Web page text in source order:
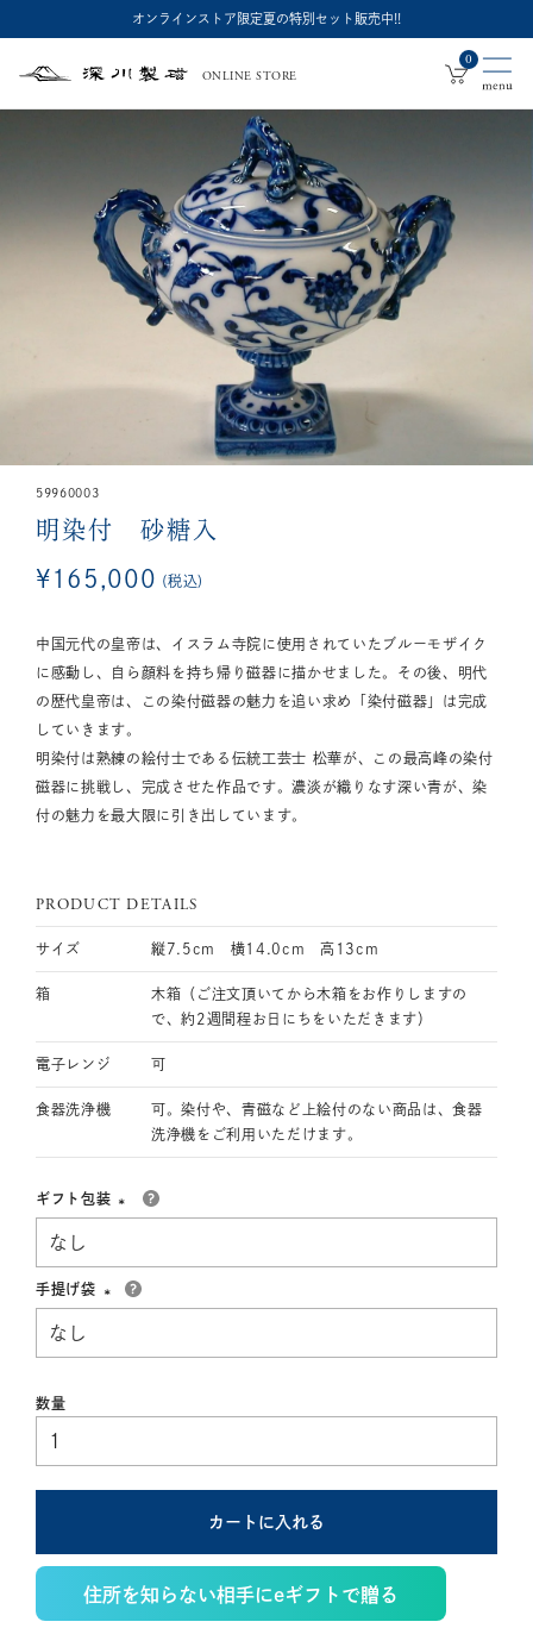
オンラインストア限定夏の特別セット販売中!!
深
製
ONLINE STORE
0
59960003
明染付 砂糖入
¥ 165,000 税込
中国元代の皇帝は、イスラム寺院に使用されていたブルーモザイク
に感動し、自ら顔料を持ち帰り磁器に描かせました。その後、明代
の歴代皇帝は、この染付磁器の魅力を追い求め「染付磁器」は完成
していきます。
明染付は熟練の絵付士である伝統工芸士 松華が、この最高峰の染付
磁器に挑戦し、完成させた作品です。濃淡が織りなす深い青が、染
付の魅力を最大限に引き出しています。
PRODUCT DETAILS
サイズ 縦7.5cm 横14.0cm 高13cm
箱
木箱（ご注文頂いてから木箱をお作りしますの
で、約2週間程お日にちをいただきます）
電子レンジ 可
食器洗浄機
可。染付や、青磁など上絵付のない商品は、食器
洗浄機をご利用いただけます。
ギフト包装
手提げ袋
カートに入れる
住所を知らない相手にeギフトで贈る